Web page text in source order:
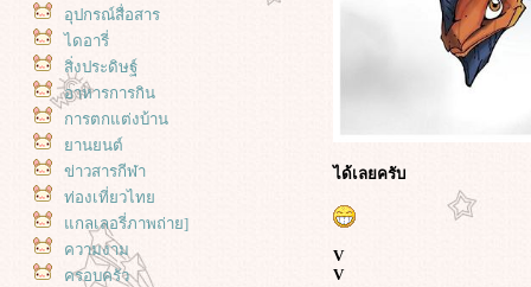
อุปกรณ์สื่อสาร
ไดอารี่
สิ่งประดิษฐ์
อาหารการกิน
การตกแต่งบ้าน
านยนต์
ข่าวสารกีฬา
ท่องเที่ยวไท
กลเลอรี่ภาพถ่าย]
ความงาม
ครอบครัว
ได้เลยครับ
V
V